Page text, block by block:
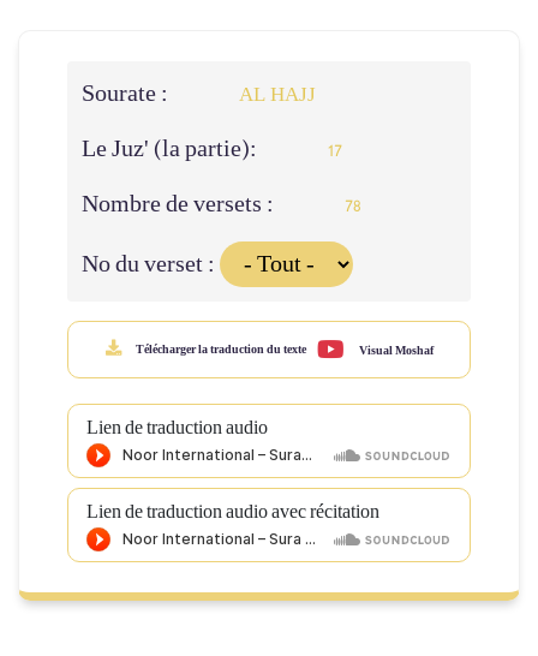
Sourate : AL HAJJ
Le Juz' (la partie): 17
Nombre de versets : 78
No du verset :
Télécharger la traduction du texte Visual Moshaf
Lien de traduction audio
Lien de traduction audio avec récitation